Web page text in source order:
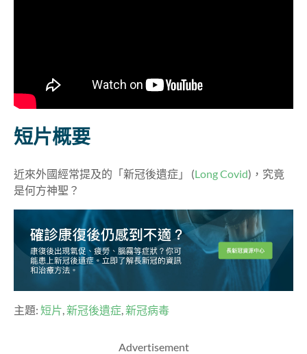
短片概要
近來外國經常提及的「新冠後遺症」 (Long Covid)，究竟
是何方神聖？
主題: 短片 新冠後遺症 新冠病毒
Advertisement